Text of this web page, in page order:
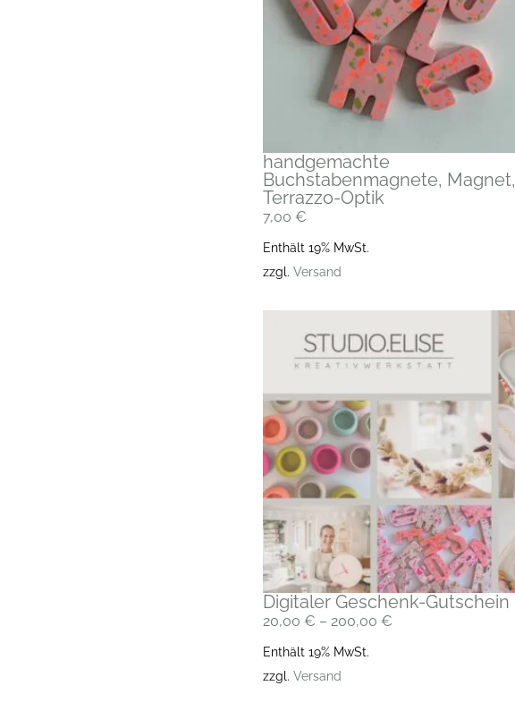
handgemachte
Buchstabenmagnete, Magnet,
Terrazzo-Optik
7,00 €
Enthält 19% MwSt.
zzgl. Versand
Digitaler Geschenk-Gutschein
20,00 € – 200,00 €
Enthält 19% MwSt.
zzgl. Versand